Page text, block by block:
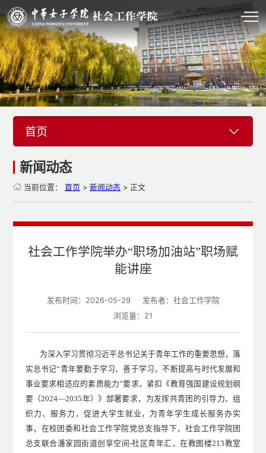
首页
新闻动态
当前位置： 首页 > 新闻动态 > 正文
社会工作学院举办“职场加油站”职场赋
能讲座
发布时间：2026-05-29
发布者：社会工作学院
浏览量： 21
为深入学习贯彻习近平总书记关于青年工作的重要思想，落
实总书记“青年要勤于学习、善于学习，不断提高与时代发展和
事业要求相适应的素质能力”要求 ， 紧扣《教育强国建设规划纲
要（2024—2035年）》部署要求 ， 为发挥共青团 的引导力、组
织力、服务力， 促进大学生就业，为青年学生成长服务办实
事， 在校团委和 社会工作学院党总支指导下 ， 社会工作学院团
总支联合潘家园街道创享空间-社区青年汇，在教图楼213教室